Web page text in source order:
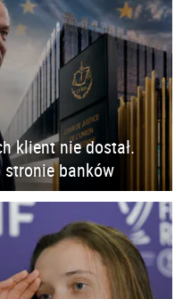
klient nie dostał.
stronie banków